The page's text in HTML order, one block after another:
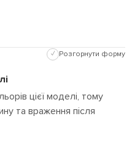
✓ Розгорнути форму
цієї моделі, тому
та враження після